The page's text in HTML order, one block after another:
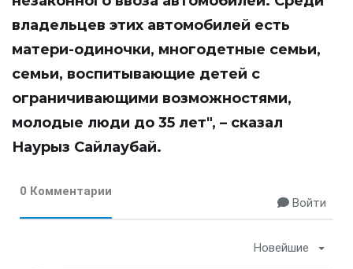
владельцев этих автомобилей есть
матери-одиночки, многодетные семьи,
семьи, воспитывающие детей с
ограничивающими возможностями,
молодые люди до 35 лет", – сказал
Наурыз Сайлаубай.
0 Комментарии
Войти
Новейшие